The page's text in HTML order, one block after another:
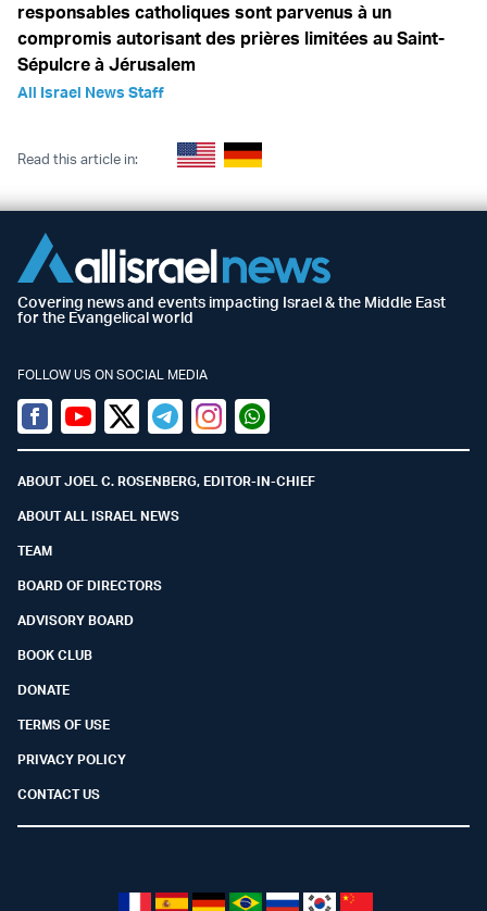
responsables catholiques sont parvenus à un
compromis autorisant des prières limitées au Saint-
Sépulcre à Jérusalem
All Israel News Staff
Read this article in:
Covering news and events impacting Israel & the Middle East
for the Evangelical world
FOLLOW US ON SOCIAL MEDIA
Facebook
YoutubeTwitter (X)
TelegramInstagramWhatsapp
ABOUT JOEL C. ROSENBERG, EDITOR-IN-CHIEF
ABOUT ALL ISRAEL NEWS
TEAM
BOARD OF DIRECTORS
ADVISORY BOARD
BOOK CLUB
DONATE
TERMS OF USE
PRIVACY POLICY
CONTACT US